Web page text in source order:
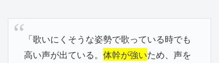
「歌いにくそうな姿勢で歌っている時でも
高い声が出ている。体幹が強いため、声を